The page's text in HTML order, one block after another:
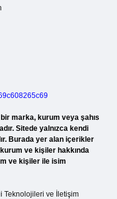
marka, kurum veya şahıs
Sitede yalnızca kendi
Burada yer alan içerikler
ve kişiler hakkında
ve kişiler ile isim
Teknolojileri ve İletişim